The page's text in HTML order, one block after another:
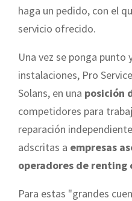
haga un pedido, con el
servicio ofrecido.
Una vez se ponga
instalaciones, Pro
Solans, en una posición
competidores para
reparación
adscritas a empresas
operadores de renting
Para estas "grandes